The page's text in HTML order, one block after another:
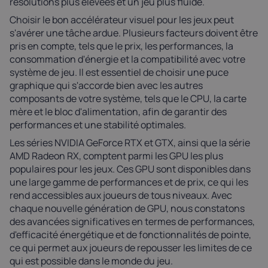
Choisir le bon accélérateur visuel pour les jeux peut
s'avérer une tâche ardue. Plusieurs facteurs doivent être
pris en compte, tels que le prix, les performances, la
consommation d'énergie et la compatibilité avec votre
système de jeu. Il est essentiel de choisir une puce
graphique qui s'accorde bien avec les autres
composants de votre système, tels que le CPU, la carte
mère et le bloc d'alimentation, afin de garantir des
performances et une stabilité optimales.
Les séries NVIDIA GeForce RTX et GTX, ainsi que la série
AMD Radeon RX, comptent parmi les GPU les plus
populaires pour les jeux. Ces GPU sont disponibles dans
une large gamme de performances et de prix, ce qui les
rend accessibles aux joueurs de tous niveaux. Avec
chaque nouvelle génération de GPU, nous constatons
des avancées significatives en termes de performances,
d'efficacité énergétique et de fonctionnalités de pointe,
ce qui permet aux joueurs de repousser les limites de ce
qui est possible dans le monde du jeu.